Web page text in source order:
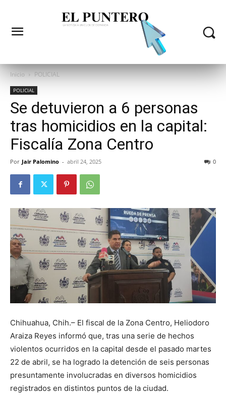
Inicio POLICIAL
POLICIAL
Se detuvieron a 6 personas
tras homicidios en la capital:
Fiscalía Zona Centro
Por Jair Palomino - abril 24, 2025 0
Chihuahua, Chih.– El fiscal de la Zona Centro, Heliodoro
Araiza Reyes informó que, tras una serie de hechos
violentos ocurridos en la capital desde el pasado martes
22 de abril, se ha logrado la detención de seis personas
presuntamente involucradas en diversos homicidios
registrados en distintos puntos de la ciudad.